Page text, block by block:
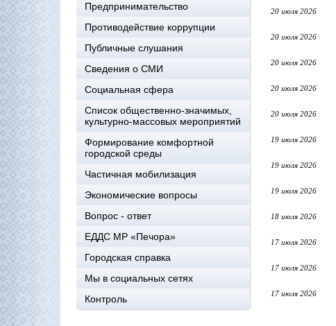
Предпринимательство
Противодействие коррупции
Публичные слушания
Сведения о СМИ
Социальная сфера
Список общественно-значимых,
культурно-массовых мероприятий
Формирование комфортной
городской среды
Частичная мобилизация
Экономические вопросы
Вопрос - ответ
ЕДДС МР «Печора»
Городская справка
Мы в социальных сетях
Контроль
20 июля 2026
20 июля 2026
20 июля 2026
20 июля 2026
20 июля 2026
19 июля 2026
19 июля 2026
19 июля 2026
18 июля 2026
17 июля 2026
17 июля 2026
17 июля 2026